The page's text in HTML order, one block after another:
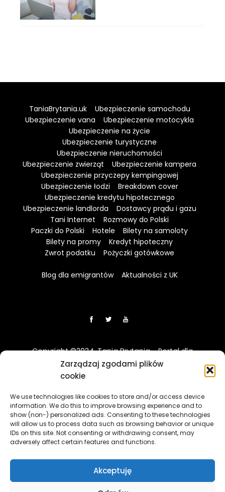
Zarządzaj zgodami plików
cookie
We use technologies like cookies to store and/or access device
information. We do this to improve browsing experience and to
show (non-) personalized ads. Consenting to these technologies
will allow us to process data such as browsing behavior or unique
IDs on this site. Not consenting or withdrawing consent, may
adversely affect certain features and functions.
Akceptuję
TaniaBrytania.uk
Ubezpieczenie samochodu
Ubezpieczenie vana
Ubezpieczenie motocykla
Ubezpieczenie na życie
Ubezpieczenie turystyczne
Ubezpieczenie nieruchomości
Ubezpieczenie zwierząt
Ubezpieczenie kampera
Ubezpieczenie przyczepy kempingowej
Ubezpieczenie łodzi
Breakdown cover
Ubezpieczenie kredytu hipotecznego
Ubezpieczenie landlorda
Dostawcy prądu i gazu
Tani Internet
Rozmowy do Polski
Paczki do Polski
Hotele
Bilety na samoloty
Bilety na promy
Kredyt hipoteczny
Zwrot podatku
Pożyczki gotówkowe
Blog dla emigrantów Aktualności z UK
Copyright ©2024. Tania Brytania - Portal dla
Polaków w UK
przez Financial Conduct Authority (FCA) i jest prowadzona
wyłącznie w celach informacyjno-edukacyjnych. Treści
zawierająca linki sponsorowane i afiliacyjne, a klikając w nie
i korzystając z usług reklamodawców lub firm
współpracujących, nasz serwis może otrzymać
Financial Conduct Authority (FCA) and is operated solely for